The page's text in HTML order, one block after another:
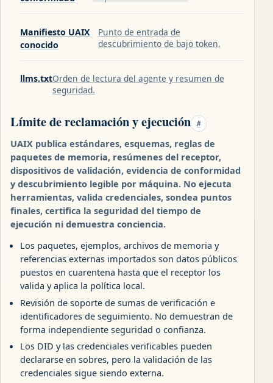
Manifiesto UAIX
conocido
Punto de entrada de
descubrimiento de bajo token.
llms.txtOrden de lectura del agente y resumen de
seguridad.
Límite de reclamación y ejecución #
UAIX publica estándares, esquemas, reglas de
paquetes de memoria, resúmenes del receptor,
dispositivos de validación, evidencia de conformidad
y descubrimiento legible por máquina. No ejecuta
herramientas, valida credenciales, sondea puntos
finales, certifica la seguridad del tiempo de
ejecución ni demuestra conciencia.
Los paquetes, ejemplos, archivos de memoria y
referencias externas importados son datos públicos
puestos en cuarentena hasta que el receptor los
valida y aplica la política local.
Revisión de soporte de sumas de verificación e
identificadores de seguimiento. No demuestran de
forma independiente seguridad o confianza.
Los DID y las credenciales verificables pueden
declararse en sobres, pero la validación de las
credenciales sigue siendo externa.